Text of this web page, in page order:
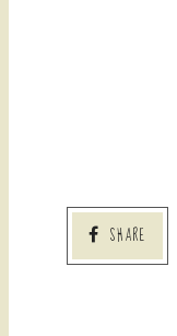
SHARE